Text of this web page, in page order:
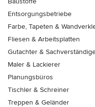
Entsorgungsbetriebe
Farbe, Tapeten &
Fliesen & Arbeitsplatten
Gutachter &
Maler & Lackierer
Planungsbüros
Tischler & Schreiner
Treppen & Geländer